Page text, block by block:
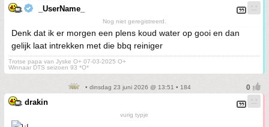
_UserName_
Nog niet geregistreerd.
Denk dat ik er morgen een plens koud water op gooi en dan
gelijk laat intrekken met die bbq reiniger
Trotse papa van Jyske O+ 07-03-2025 O+
Winnaar DTS seizoen 93 *O*
• dinsdag 23 juni 2026 @ 13:51 • 184
drakin
vurig typje